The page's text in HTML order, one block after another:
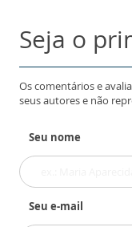
Seja o
Os comentários e
seus autores e não
Seu nome
Seu e-mail